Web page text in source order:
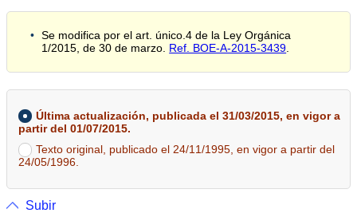
Se modifica por el art. único.4 de la Ley Orgánica
1/2015, de 30 de marzo. Ref. BOE-A-2015-3439.
Última actualización, publicada el 31/03/2015, en vigor a
partir del 01/07/2015.
Texto original, publicado el 24/11/1995, en vigor a partir del
24/05/1996.
Subir